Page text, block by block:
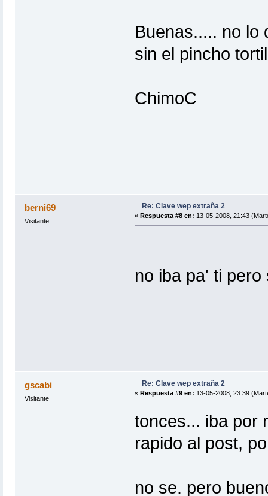
Buenas..... no
sin el pincho
ChimoC
berni69
Visitante
Re: Clave wep extraña 2
« Respuesta #8 en: 13-05-2008, 21:43
no iba pa' ti
gscabi
Visitante
Re: Clave wep extraña 2
« Respuesta #9 en: 13-05-2008, 23:39
tonces... iba por
rapido al post,
no se. pero